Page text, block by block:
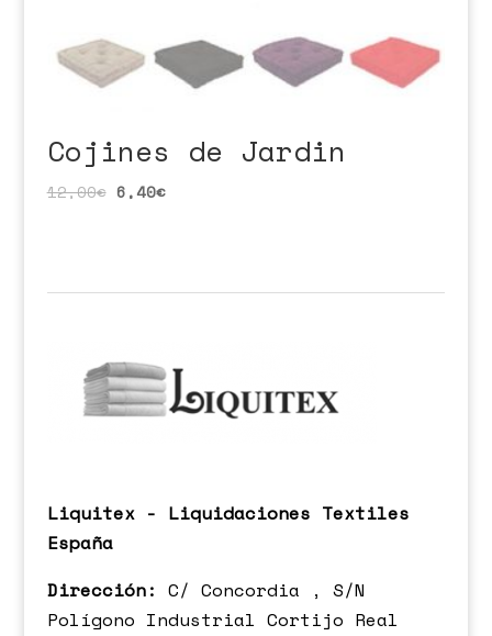
Cojines de Jardin
12,00€ 6,40€
Liquitex - Liquidaciones Textiles
España
Dirección: C/ Concordia , S/N
Polígono Industrial Cortijo Real